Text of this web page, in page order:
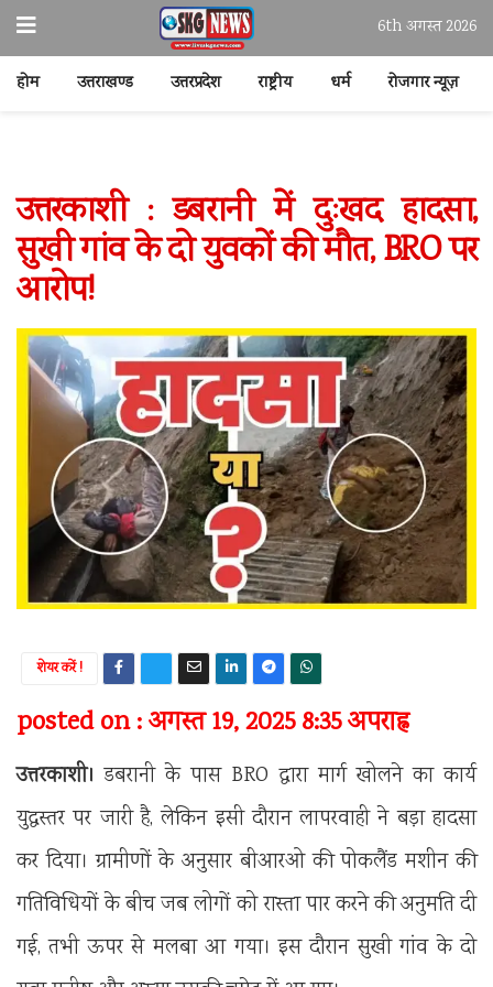
6th अगस्त 2026
होम उत्तराखण्ड उत्तरप्रदेश राष्ट्रीय धर्म रोजगार न्यूज़
उत्तरकाशी : डबरानी में दुःखद हादसा,
सुखी गांव के दो युवकों की मौत, BRO पर
आरोप!
शेयर करें !
posted on : अगस्त 19, 2025 8:35 अपराह्न
उत्तरकाशी। डबरानी के पास BRO द्वारा मार्ग खोलने का कार्य
युद्धस्तर पर जारी है, लेकिन इसी दौरान लापरवाही ने बड़ा हादसा
कर दिया। ग्रामीणों के अनुसार बीआरओ की पोकलैंड मशीन की
गतिविधियों के बीच जब लोगों को रास्ता पार करने की अनुमति दी
गई, तभी ऊपर से मलबा आ गया। इस दौरान सुखी गांव के दो